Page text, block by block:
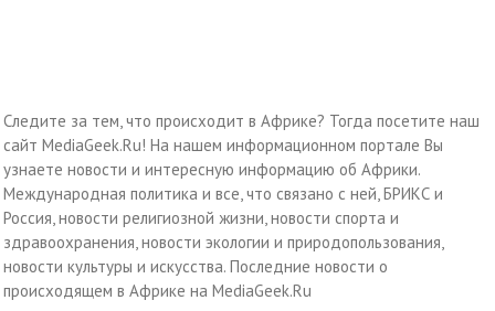
Следите за тем, что происходит в Африке? Тогда посетите наш
сайт MediaGeek.Ru! На нашем информационном портале Вы
узнаете новости и интересную информацию об Африки.
Международная политика и все, что связано с ней, БРИКС и
Россия, новости религиозной жизни, новости спорта и
здравоохранения, новости экологии и природопользования,
новости культуры и искусства. Последние новости о
происходящем в Африке на MediaGeek.Ru